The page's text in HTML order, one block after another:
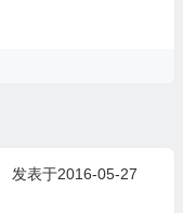
发表于2016-05-27